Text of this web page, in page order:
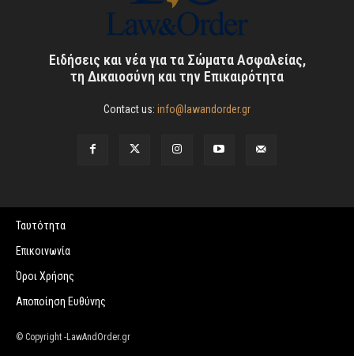
Ειδήσεις και νέα για τα Σώματα Ασφαλείας,
τη Δικαιοσύνη και την Επικαιρότητα
Contact us: info@lawandorder.gr
Ταυτότητα
Επικοινωνία
Όροι Χρήσης
Αποποίηση Ευθύνης
© Copyright -LawAndOrder.gr